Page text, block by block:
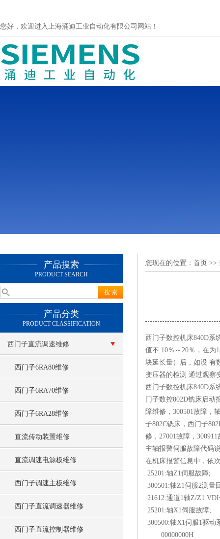
您好，欢迎进入上海涌迪工业自动化有限公司网站！
产品搜索
PRODUCT SEARCH
产品分类
PRODUCT CLASSIFICATION
西门子直流调速维修
西门子6RA80维修
西门子6RA70维修
西门子6RA28维修
直流传动装置维修
直流调速电源板维修
西门子调速主板维修
西门子直流调速器维修
西门子直流控制器维修
您现在的位置： 首页 >>
西门子数控机床840D系
值不 10％～20％，在为
块延长量）后，如没 有
变压器的检测 通过观察
西门子数控机床840D系
门子数控802D铣床启动
障维修，300501故障，
子802C铣床，西门子
修，27001故障，
主轴报警伺服故障代码
在机床报警信息中，依
25201:轴Z1伺服故障;
300501:轴Z1伺服2测量
21612:通道1轴Z/Z1
25201:轴X1伺服故障;
300500:轴X1伺服1驱
00000000H